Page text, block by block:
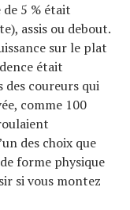
5 % était
assis ou debout.
sur le plat
était
des coureurs qui
comme 100
des choix que
forme physique
si vous montez